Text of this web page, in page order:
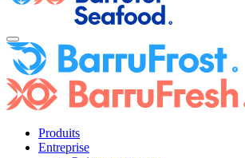
Produits
Entreprise